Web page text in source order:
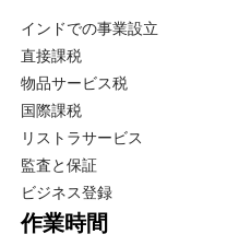
インドでの事業設立
直接課税
物品サービス税
国際課税
リストラサービス
監査と保証
ビジネス登録
作業時間